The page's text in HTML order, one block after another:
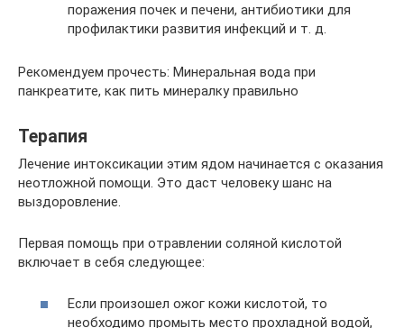
поражения почек и печени, антибиотики для
профилактики развития инфекций и т. д.
Рекомендуем прочесть: Минеральная вода при
панкреатите, как пить минералку правильно
Терапия
Лечение интоксикации этим ядом начинается с оказания
неотложной помощи. Это даст человеку шанс на
выздоровление.
Первая помощь при отравлении соляной кислотой
включает в себя следующее:
Если произошел ожог кожи кислотой, то
необходимо промыть место прохладной водой,